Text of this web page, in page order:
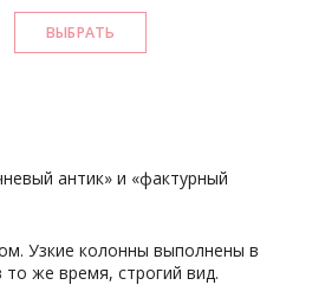
антик» и «фактурный
Узкие колонны выполнены в
же время, строгий вид.